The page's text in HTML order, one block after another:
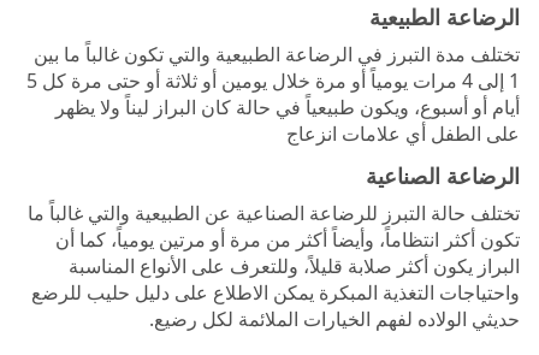
الرضاعة الطبيعية
تختلف مدة التبرز في الرضاعة الطبيعية والتي تكون غالباً ما بين
1 إلى 4 مرات يومياً أو مرة خلال يومين أو ثلاثة أو حتى مرة كل 5
أيام أو أسبوع، ويكون طبيعياً في حالة كان البراز ليناً ولا يظهر
على الطفل أي علامات انزعاج
الرضاعة الصناعية
تختلف حالة التبرز للرضاعة الصناعية عن الطبيعية والتي غالباً ما
تكون أكثر انتظاماً، وأيضاً أكثر من مرة أو مرتين يومياً، كما أن
البراز يكون أكثر صلابة قليلاً، وللتعرف على الأنواع المناسبة
واحتياجات التغذية المبكرة يمكن الاطلاع على دليل حليب للرضع
حديثي الولاده لفهم الخيارات الملائمة لكل رضيع.